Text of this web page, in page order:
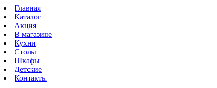
Главная
Каталог
Акция
В магазине
Кухни
Столы
Шкафы
Детские
Контакты